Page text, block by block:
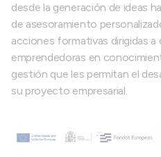
desde la generación de ideas
de asesoramiento
acciones formativas dirigidas a
emprendedoras en
gestión que les permitan el
su proyecto empresarial.